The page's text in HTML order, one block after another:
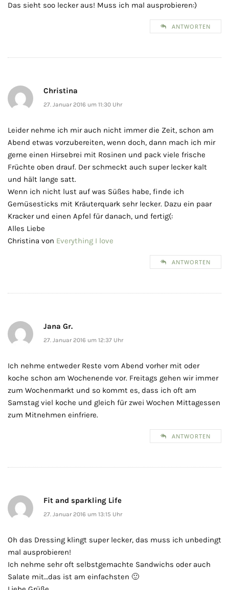
Das sieht soo lecker aus! Muss ich mal ausprobieren:)
ANTWORTEN
Christina
27. Januar 2016 um 11:30 Uhr
Leider nehme ich mir auch nicht immer die Zeit, schon am
Abend etwas vorzubereiten, wenn doch, dann mach ich mir
gerne einen Hirsebrei mit Rosinen und pack viele frische
Früchte oben drauf. Der schmeckt auch super lecker kalt
und hält lange satt.
Wenn ich nicht lust auf was Süßes habe, finde ich
Gemüsesticks mit Kräuterquark sehr lecker. Dazu ein paar
Kracker und einen Apfel für danach, und fertig(:
Alles Liebe
Christina von Everything I love
ANTWORTEN
Jana Gr.
27. Januar 2016 um 12:37 Uhr
Ich nehme entweder Reste vom Abend vorher mit oder
koche schon am Wochenende vor. Freitags gehen wir immer
zum Wochenmarkt und so kommt es, dass ich oft am
Samstag viel koche und gleich für zwei Wochen Mittagessen
zum Mitnehmen einfriere.
ANTWORTEN
Fit and sparkling Life
27. Januar 2016 um 13:15 Uhr
Oh das Dressing klingt super lecker, das muss ich unbedingt
mal ausprobieren!
Ich nehme sehr oft selbstgemachte Sandwichs oder auch
Salate mit…das ist am einfachsten 🙂